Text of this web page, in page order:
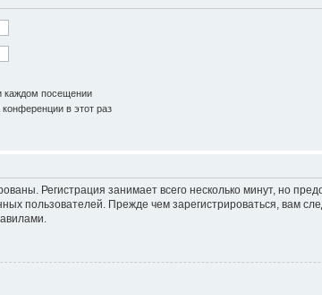
каждом посещении
в этот раз
Регистрация занимает всего несколько минут, но
пользователей. Прежде чем зарегистрироваться, вам